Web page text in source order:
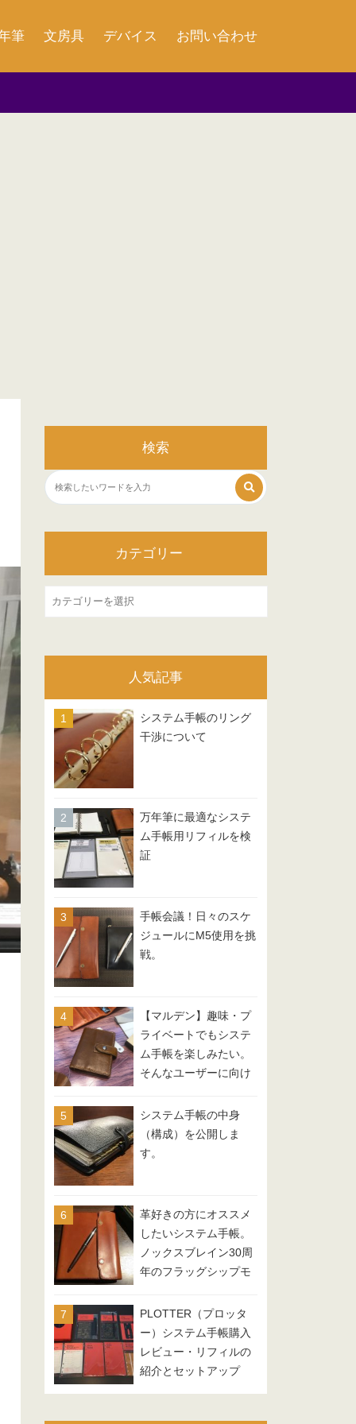
筆 文房具 デバイス お問い合わせ
検索
カテゴリー
カ
リ
人気記事
システム手帳のリング
干渉について
万年筆に最適なシステ
ム手帳用リフィルを検
証
手帳会議！日々のスケ
ジュールにM5使用を挑
戦。
【マルデン】趣味・プ
ライベートでもシステ
ム手帳を楽しみたい。
そんなユーザーに向け
コンセプトが詰まった
モデル
システム手帳の中身
（構成）を公開しま
す。
革好きの方にオススメ
したいシステム手帳。
ノックスブレイン30周
年のフラッグシップモ
セン）』
PLOTTER（プロッタ
ー）システム手帳購入
レビュー・リフィルの
紹介とセットアップ